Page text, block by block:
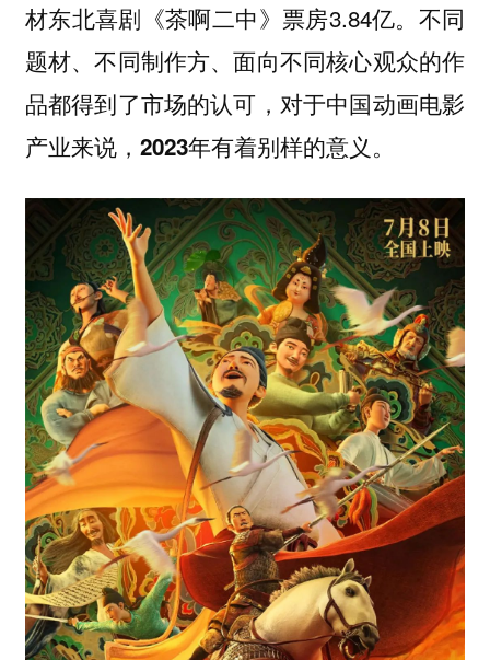
材东北喜剧《茶啊二中》票房3.84亿。 不同
题材、不同制作方、面向不同核心观众的作
品都得到了市场的认可，对于中国动画电影
产业来说，2023年有着别样的意义。